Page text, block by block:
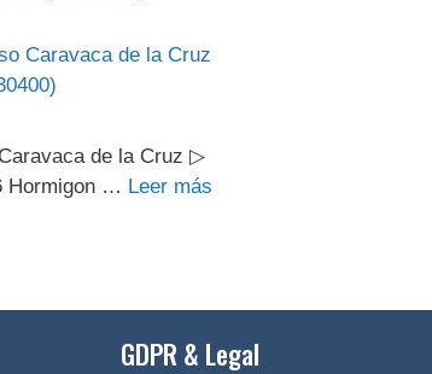
de la Cruz ▷
Hormigon … Leer más
GDPR & Legal